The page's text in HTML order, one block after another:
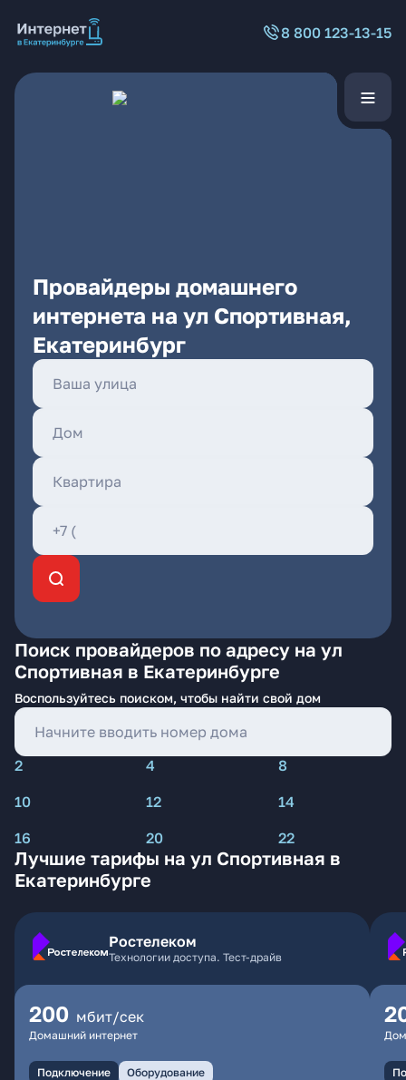
8 800 123-13-15
Провайдеры домашнего
интернета на ул Спортивная,
Екатеринбург
Поиск провайдеров по адресу на ул
Спортивная в Екатеринбурге
Воспользуйтесь поиском, чтобы найти свой дом
2 4
8
10
12
14
16
20 22
Лучшие тарифы на ул Спортивная в
Екатеринбурге
Ростелеком
Технологии доступа. Тест-драйв
200 мбит/сек
Домашний интернет
Подключение Оборудование